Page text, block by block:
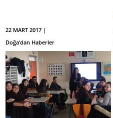
22 MART 2017 |
Doğa'dan Haberler